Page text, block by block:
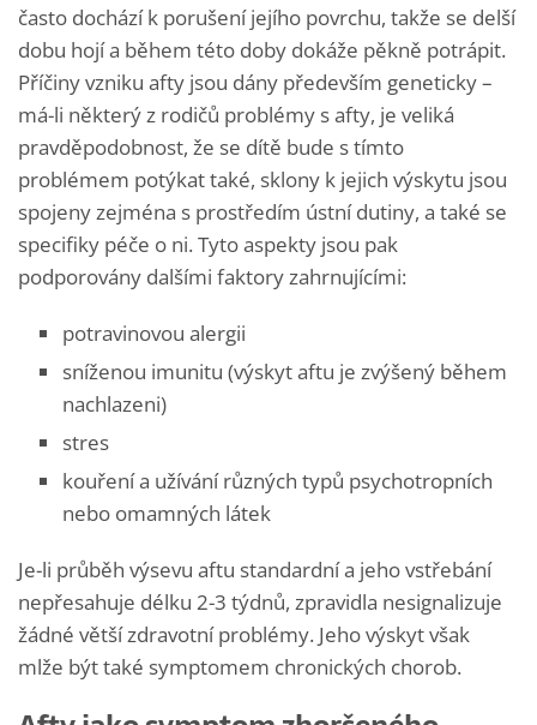
často dochází k porušení jejího povrchu, takže se delší
dobu hojí a během této doby dokáže pěkně potrápit.
Příčiny vzniku afty jsou dány především geneticky –
má-li některý z rodičů problémy s afty, je veliká
pravděpodobnost, že se dítě bude s tímto
problémem potýkat také, sklony k jejich výskytu jsou
spojeny zejména s prostředím ústní dutiny, a také se
specifiky péče o ni. Tyto aspekty jsou pak
podporovány dalšími faktory zahrnujícími:
potravinovou alergii
sníženou imunitu (výskyt aftu je zvýšený během
nachlazeni)
stres
kouření a užívání různých typů psychotropních
nebo omamných látek
Je-li průběh výsevu aftu standardní a jeho vstřebání
nepřesahuje délku 2-3 týdnů, zpravidla nesignalizuje
žádné větší zdravotní problémy. Jeho výskyt však
mlže být také symptomem chronických chorob.